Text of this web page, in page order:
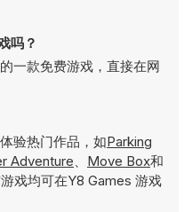
吗？
一款免费游戏，直接在网
验热门作品，如Parking
Adventure、 Move Box和
戏均可在Y8 Games 游戏